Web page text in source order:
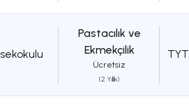
Pastacılık ve
Ekmekçilik
Ücretsiz
(2 Yıllık)
TYT